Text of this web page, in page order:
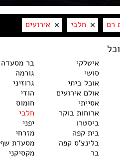
רם חלבי אירועים
איטלקי
סושי
אוכל ביתי
אולם אירועים
אסייתי
ארוחות בוקר
ביסטרו
בית קפה
בלינצ'ס קפה
בר
בר מסעדה
גורמה
גרוזיני
הודי
חומוס
חלבי
יפני
מזרחי
מסעדת שף
מקסיקני